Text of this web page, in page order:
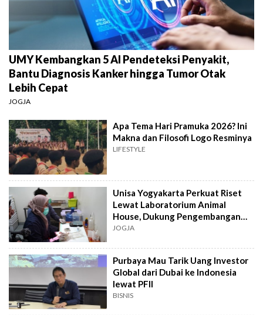
UMY Kembangkan 5 AI Pendeteksi Penyakit,
Bantu Diagnosis Kanker hingga Tumor Otak
Lebih Cepat
JOGJA
Apa Tema Hari Pramuka 2026? Ini
Makna dan Filosofi Logo Resminya
LIFESTYLE
Unisa Yogyakarta Perkuat Riset
Lewat Laboratorium Animal
House, Dukung Pengembangan
Kandidat Obat
JOGJA
Purbaya Mau Tarik Uang Investor
Global dari Dubai ke Indonesia
lewat PFII
BISNIS